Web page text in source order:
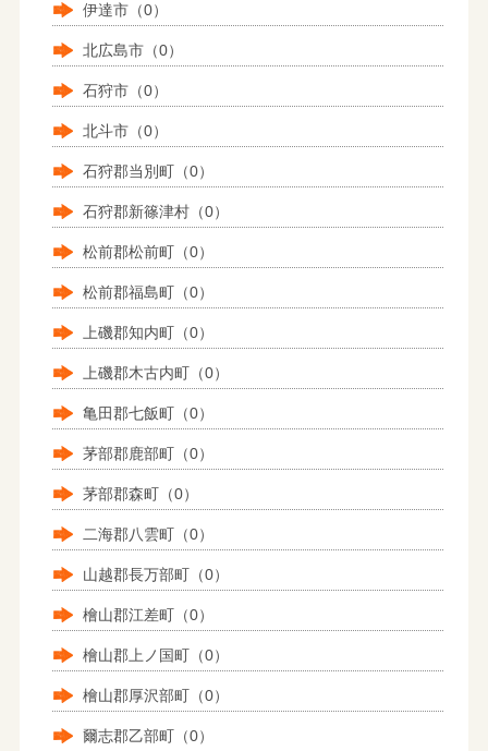
伊達市（0）
北広島市（0）
石狩市（0）
北斗市（0）
石狩郡当別町（0）
石狩郡新篠津村（0）
松前郡松前町（0）
松前郡福島町（0）
上磯郡知内町（0）
上磯郡木古内町（0）
亀田郡七飯町（0）
茅部郡鹿部町（0）
茅部郡森町（0）
二海郡八雲町（0）
山越郡長万部町（0）
檜山郡江差町（0）
檜山郡上ノ国町（0）
檜山郡厚沢部町（0）
爾志郡乙部町（0）